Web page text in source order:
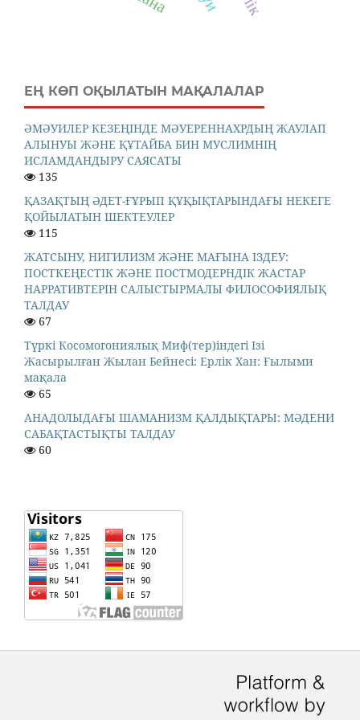
ЕҢ КӨП ОҚЫЛАТЫН МАҚАЛАЛАР
ӘМӘУИЛЕР КЕЗЕҢІНДЕ МӘУЕРЕННАХРДЫҢ ЖАУЛАП
АЛЫНУЫ ЖӘНЕ ҚҰТАЙБА БИН МУСЛИМНІҢ
ИСЛАМДАНДЫРУ САЯСАТЫ
135
ҚАЗАҚТЫҢ ӘДЕТ-ҒҰРЫП ҚҰҚЫҚТАРЫНДАҒЫ НЕКЕГЕ
ҚОЙЫЛАТЫН ШЕКТЕУЛЕР
115
ЖАТСЫНУ, НИГИЛИЗМ ЖӘНЕ МАҒЫНА ІЗДЕУ:
ПОСТКЕҢЕСТІК ЖӘНЕ ПОСТМОДЕРНДІК ЖАСТАР
НАРРАТИВТЕРІН САЛЫСТЫРМАЛЫ ФИЛОСОФИЯЛЫҚ
ТАЛДАУ
67
Түркі Косомогониялық Миф(тер)індегі Ізі
Жасырылған Жылан Бейнесі: Ерлік Хан: Ғылыми
мақала
65
АНАДОЛЫДАҒЫ ШАМАНИЗМ ҚАЛДЫҚТАРЫ: МӘДЕНИ
САБАҚТАСТЫҚТЫ ТАЛДАУ
60